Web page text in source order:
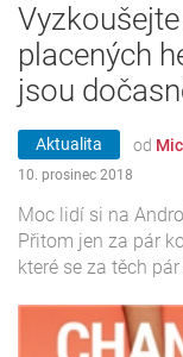
placených
jsou
Aktualita od
10. prosinec 2018
Moc lidí si na
Přitom jen za pár
které se za těch pár